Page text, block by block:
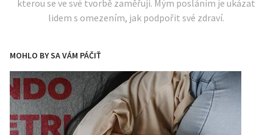
kterou se ve své tvorbě zaměřuji. Mým posláním je ukázat
lidem s omezením, jak podpořit své zdraví.
MOHLO BY SA VÁM PÁČIŤ